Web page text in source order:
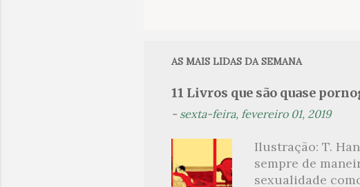
e
t
á
r
o
AS MAIS LIDAS DA SEMANA
11 Livros que são quase
- sexta-feira, fevereiro 01, 2019
Ilustração: T.
sempre de
sexualidade